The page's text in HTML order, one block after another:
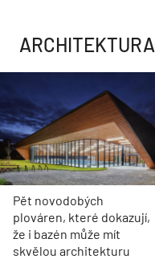
ARCHITEKTURA
Pět novodobých
plováren, které dokazují,
že i bazén může mít
skvělou architekturu